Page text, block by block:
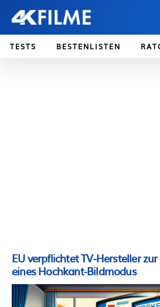
TESTS BESTENLISTEN
EU verpflichtet TV-Hersteller
eines Hochkant-Bildmodus